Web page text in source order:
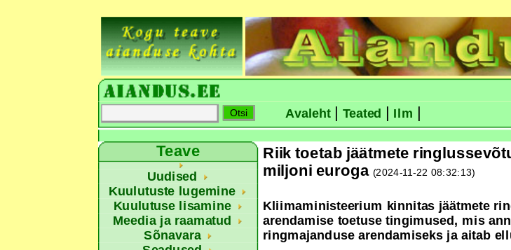
Avaleht| Teated Ilm
Teave
Uudised
Kuulutuste lugemine
Kuulutuse lisamine
Meedia ja raamatud
Sõnavara
Riik toetab jäätmete
miljoni euroga (2024-11-22 08:32:13)
Kliimaministeerium kinnitas jäätmete
arendamise toetuse tingimused, mis
ringmajanduse arendamiseks ja aitab